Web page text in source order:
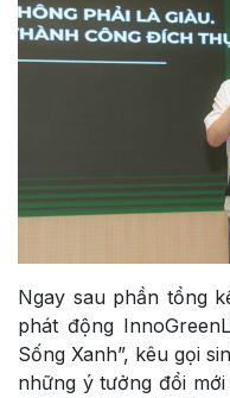
Ngay sau phần tổng
phát động
Sống Xanh”, kêu gọi
những ý tưởng đổi